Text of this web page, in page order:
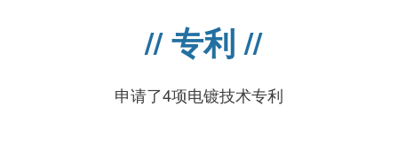
// 专利 //
申请了4项电镀技术专利